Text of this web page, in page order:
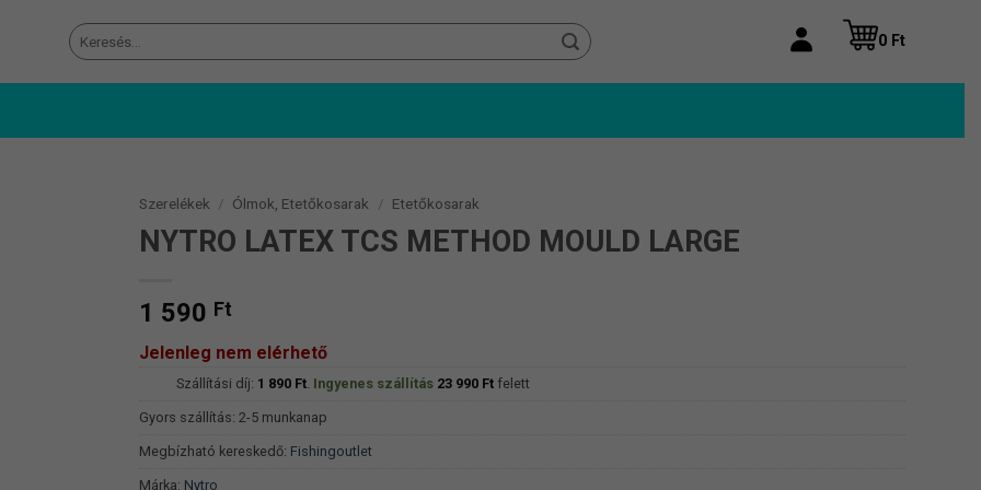
Keresés
a
0 Ft
Szerelékek / Ólmok, Etetőkosarak / Etetőkosarak
NYTRO LATEX TCS METHOD MOULD LARGE
1 590 Ft
Jelenleg nem elérhető
Szállítási díj: 1 890 Ft. Ingyenes szállítás 23 990 Ftfelett
Gyors szállítás: 2-5 munkanap
Megbízható kereskedő: Fishingoutlet
Márka: Nytro